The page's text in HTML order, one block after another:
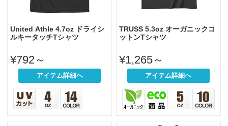
United Athle 4.7oz ドライシ
ルキータッチTシャツ
¥792～
アイテム詳細へ
TRUSS 5.3oz オーガニックコ
ットンTシャツ
¥1,265～
アイテム詳細へ